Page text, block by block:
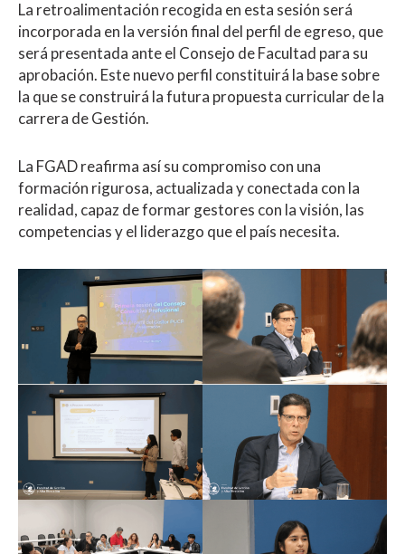
La retroalimentación recogida en esta sesión será
incorporada en la versión final del perfil de egreso, que
será presentada ante el Consejo de Facultad para su
aprobación. Este nuevo perfil constituirá la base sobre
la que se construirá la futura propuesta curricular de la
carrera de Gestión.
La FGAD reafirma así su compromiso con una
formación rigurosa, actualizada y conectada con la
realidad, capaz de formar gestores con la visión, las
competencias y el liderazgo que el país necesita.